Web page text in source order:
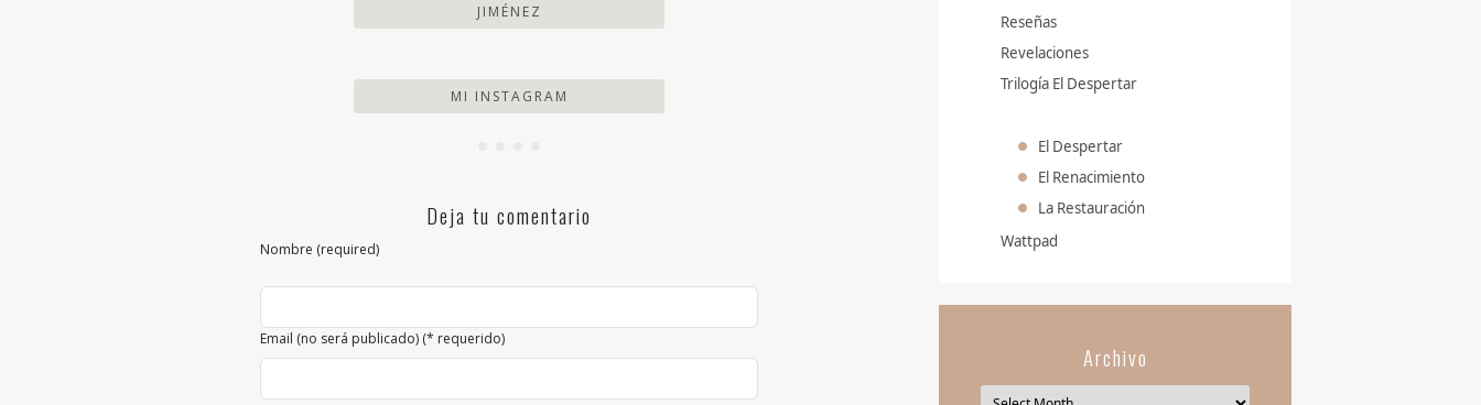
JIMÉNEZ
MI INSTAGRAM
Deja tu comentario
Nombre (required)
Email (no será publicado) (* requerido)
Reseñas
Revelaciones
Trilogía El Despertar
El Despertar
El Renacimiento
La Restauración
Wattpad
Archivo